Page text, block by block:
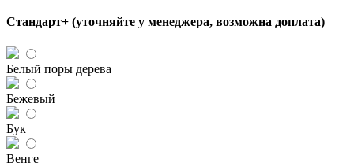
Стандарт+ (уточняйте у менеджера, возможна доплата)
Белый поры дерева
Бежевый
Бук
Венге